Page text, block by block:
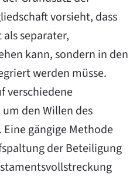
vorsieht, dass
separater,
kann, sondern in den
werden müsse.
verschiedene
den Willen des
gängige Methode
der Beteiligung